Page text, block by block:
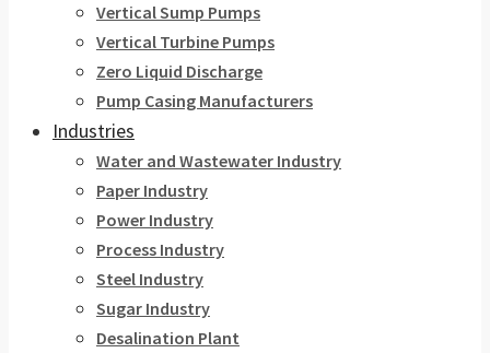
Vertical Sump Pumps
Vertical Turbine Pumps
Zero Liquid Discharge
Pump Casing Manufacturers
Industries
Water and Wastewater Industry
Paper Industry
Power Industry
Process Industry
Steel Industry
Sugar Industry
Desalination Plant